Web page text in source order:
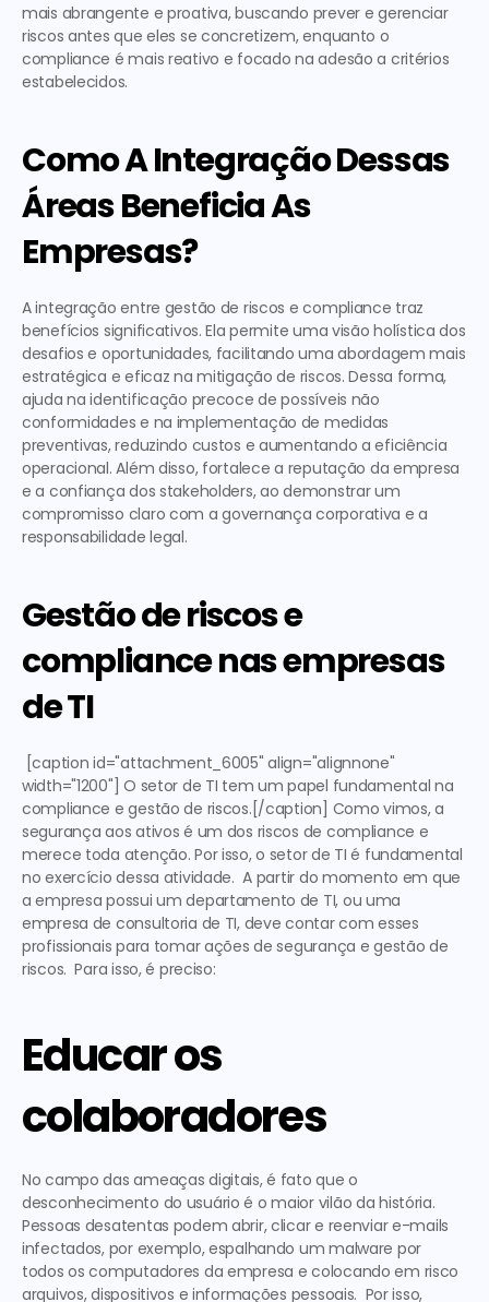
mais abrangente e proativa, buscando prever e gerenciar
riscos antes que eles se concretizem, enquanto o
compliance é mais reativo e focado na adesão a critérios
estabelecidos.
Como A Integração Dessas
Áreas Beneficia As
Empresas?
A integração entre gestão de riscos e compliance traz
benefícios significativos. Ela permite uma visão holística dos
desafios e oportunidades, facilitando uma abordagem mais
estratégica e eficaz na mitigação de riscos. Dessa forma,
ajuda na identificação precoce de possíveis não
conformidades e na implementação de medidas
preventivas, reduzindo custos e aumentando a eficiência
operacional. Além disso, fortalece a reputação da empresa
e a confiança dos stakeholders, ao demonstrar um
compromisso claro com a governança corporativa e a
responsabilidade legal.
Gestão de riscos e
compliance nas empresas
de TI
width="1200"] O setor de TI tem um papel fundamental na
compliance e gestão de riscos.[/caption] Como vimos, a
segurança aos ativos é um dos riscos de compliance e
merece toda atenção. Por isso, o setor de TI é fundamental
no exercício dessa atividade.  A partir do momento em que
a empresa possui um departamento de TI, ou uma
empresa de consultoria de TI, deve contar com esses
profissionais para tomar ações de segurança e gestão de
riscos.  Para isso, é preciso:
Educar os
colaboradores
No campo das ameaças digitais, é fato que o
desconhecimento do usuário é o maior vilão da história.
Pessoas desatentas podem abrir, clicar e reenviar e-mails
infectados, por exemplo, espalhando um malware por
todos os computadores da empresa e colocando em risco
arquivos, dispositivos e informações pessoais.  Por isso,